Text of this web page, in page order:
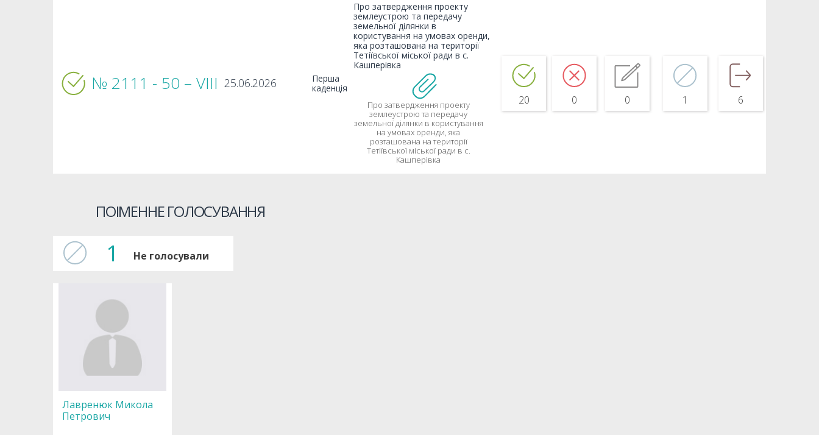
№ 2111 - 50 – VIIІ 25.06.2026
Перша
каденція
Про затвердження проекту
землеустрою та передачу
земельної ділянки в
користування на умовах оренди,
яка розташована на території
Тетіївської міської ради в с.
Кашперівка
Про затвердження проекту
землеустрою та передачу
земельної ділянки в користування
на умовах оренди, яка
розташована на території
Тетіївської міської ради в с.
Кашперівка
20 0 0 1 6
ПОІМЕННЕ ГОЛОСУВАННЯ
1 Не голосували
Лавренюк Микола
Петрович